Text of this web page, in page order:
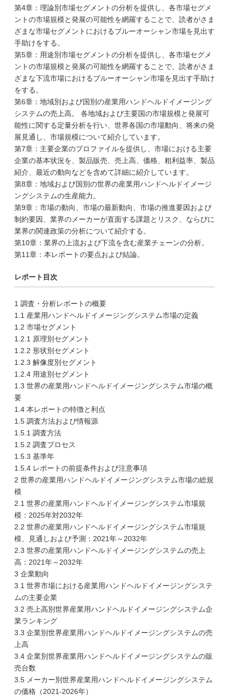
第4章：理論別市場セグメントの分析を提供し、各市場セグメ
ントの市場規模と発展の可能性を網羅することで、読者がさま
ざまな市場セグメントにおけるブルーオーシャン市場を見出す
手助けをする。
第5章：用途別市場セグメントの分析を提供し、各市場セグメ
ントの市場規模と発展の可能性を網羅することで、読者がさま
ざまな下流市場におけるブルーオーシャン市場を見出す手助け
をする。
第6章：地域別および国別の産業用ハンドヘルドイメージング
システムの売上高。 各地域および主要国の市場規模と発展可
能性に関する定量分析を行い、世界各国の市場動向、将来の発
展見通し、市場規模について紹介しています。
第7章：主要企業のプロファイルを提供し、市場における主要
企業の基本状況を、製品販売、売上高、価格、粗利益率、製品
紹介、最近の動向などを含めて詳細に紹介しています。
第8章：地域および国別の世界の産業用ハンドヘルドイメージ
ングシステムの生産能力。
第9章：市場の動向、市場の最新動向、市場の推進要因および
制約要因、業界のメーカーが直面する課題とリスク、ならびに
業界の関連政策の分析について紹介する。
第10章：業界の上流および下流を含む産業チェーンの分析。
第11章：本レポートの要点および結論。
レポート目次
1 調査・分析レポートの概要
1.1 産業用ハンドヘルドイメージングシステム市場の定義
1.2 市場セグメント
1.2.1 原理別セグメント
1.2.2 形状別セグメント
1.2.3 解像度別セグメント
1.2.4 用途別セグメント
1.3 世界の産業用ハンドヘルドイメージングシステム市場の概
要
1.4 本レポートの特徴と利点
1.5 調査方法および情報源
1.5.1 調査方法
1.5.2 調査プロセス
1.5.3 基準年
1.5.4 レポートの前提条件および注意事項
2 世界の産業用ハンドヘルドイメージングシステム市場の総規
模
2.1 世界の産業用ハンドヘルドイメージングシステム市場規
模：2025年対2032年
2.2 世界の産業用ハンドヘルドイメージングシステム市場規
模、見通しおよび予測：2021年～2032年
2.3 世界の産業用ハンドヘルドイメージングシステムの売上
高：2021年～2032年
3 企業動向
3.1 世界市場における産業用ハンドヘルドイメージングシステ
ムの主要企業
3.2 売上高別世界産業用ハンドヘルドイメージングシステム企
業ランキング
3.3 企業別世界産業用ハンドヘルドイメージングシステムの売
上高
3.4 企業別世界産業用ハンドヘルドイメージングシステムの販
売台数
3.5 メーカー別世界産業用ハンドヘルドイメージングシステム
の価格（2021-2026年）